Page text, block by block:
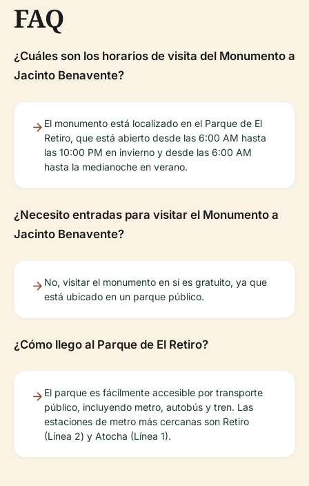
FAQ
¿Cuáles son los horarios de visita del Monumento a
Jacinto Benavente?
El monumento está localizado en el Parque de El
Retiro, que está abierto desde las 6:00 AM hasta
las 10:00 PM en invierno y desde las 6:00 AM
hasta la medianoche en verano.
¿Necesito entradas para visitar el Monumento a
Jacinto Benavente?
No, visitar el monumento en sí es gratuito, ya que
está ubicado en un parque público.
¿Cómo llego al Parque de El Retiro?
El parque es fácilmente accesible por transporte
público, incluyendo metro, autobús y tren. Las
estaciones de metro más cercanas son Retiro
(Línea 2) y Atocha (Línea 1).